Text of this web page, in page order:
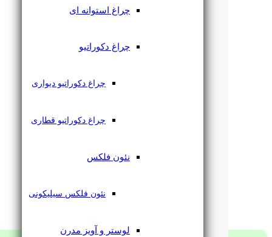
چراغ استوانه ای
چراغ دکوراتیو
چراغ دکوراتیو دیواری
چراغ دکوراتیو قطاری
نئون فلکس
نئون فلکس سیلیکونی
لوستر و آویز مدرن